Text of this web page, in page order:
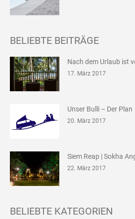
BELIEBTE BEITRÄGE
Nach dem Urlaub ist
17. März 2017
Unser Bulli – Der Plan
20. März 2017
Siem Reap | Sokha
22. März 2017
BELIEBTE KATEGORIEN